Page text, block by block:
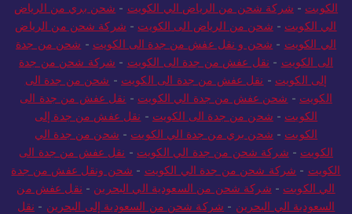
الكويت - شركة شحن من الرياض الي الكويت - شحن بري من الرياض
الي الكويت - شحن من الرياض الى الكويت - شركة شحن من الرياض
الي الكويت - شحن و نقل عفش من جدة الى الكويت - شحن من جدة
الى الكويت - نقل عفش من جدة الى الكويت - شركة شحن من جدة
إلى الكويت - نقل عفش من جدة الى الكويت - شحن من جدة الى
الكويت - شحن عفش من جدة الي الكويت - نقل عفش من جدة الى
الكويت - شحن من جدة الى الكويت - نقل عفش من جدة إلى
الكويت - شحن بري من جدة الي الكويت - شحن من جدة الي
الكويت - شركة شحن من جدة الي الكويت - نقل عفش من جدة الى
الكويت - شركة شحن من جدة الي الكويت - شحن ونقل عفش من جدة
الي الكويت - شركة شحن من السعودية الي البحرين - نقل عفش من
السعودية الي البحرين - شركة شحن من السعودية إلى البحرين - نقل